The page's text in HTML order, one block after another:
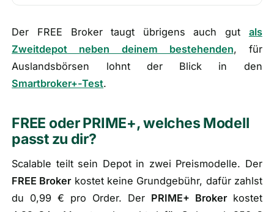
Der FREE Broker taugt übrigens auch gut als
Zweitdepot neben deinem bestehenden, für
Auslandsbörsen lohnt der Blick in den
Smartbroker+-Test.
FREE oder PRIME+, welches Modell
passt zu dir?
Scalable teilt sein Depot in zwei Preismodelle. Der
FREE Brokerkostet keine Grundgebühr, dafür zahlst
du 0,99 € pro Order. Der PRIME+ Brokerkostet